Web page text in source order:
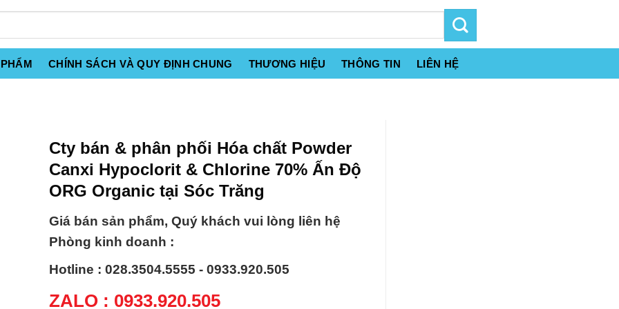
CHÍNH SÁCH VÀ QUY ĐỊNH CHUNG THƯƠNG HIỆU THÔNG TIN LIÊN HỆ
Cty bán & phân phối Hóa chất Powder
Canxi Hypoclorit & Chlorine 70% Ấn Độ
ORG Organic tại Sóc Trăng
Giá bán sản phẩm, Quý khách vui lòng liên hệ
Phòng kinh doanh :
Hotline : 028.3504.5555 - 0933.920.505
ZALO : 0933.920.505